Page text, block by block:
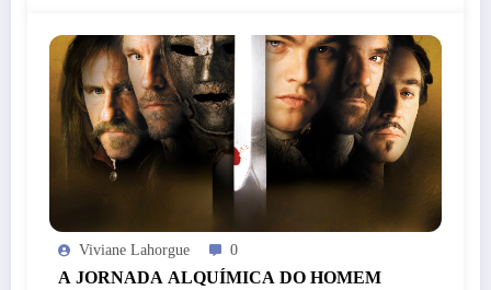
Viviane Lahorgue 0
A JORNADA ALQUÍMICA DO HOMEM